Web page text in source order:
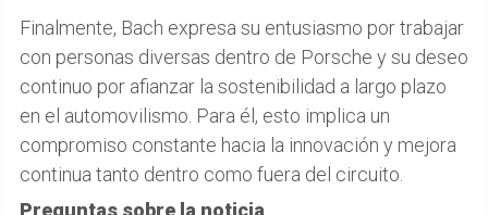
Finalmente, Bach expresa su entusiasmo por trabajar
con personas diversas dentro de Porsche y su deseo
continuo por afianzar la sostenibilidad a largo plazo
en el automovilismo. Para él, esto implica un
compromiso constante hacia la innovación y mejora
continua tanto dentro como fuera del circuito.
Preguntas sobre la noticia